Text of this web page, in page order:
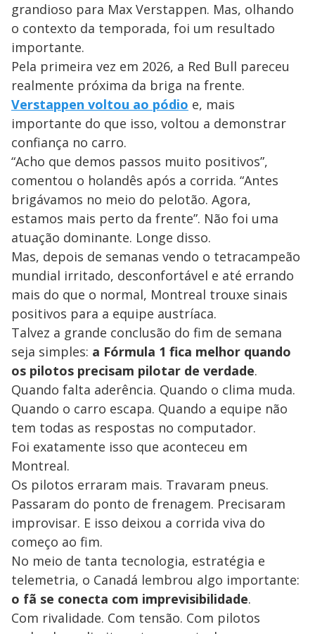
grandioso para Max Verstappen. Mas, olhando
o contexto da temporada, foi um resultado
importante.
Pela primeira vez em 2026, a Red Bull pareceu
realmente próxima da briga na frente.
Verstappen voltou ao pódio e, mais
importante do que isso, voltou a demonstrar
confiança no carro.
“Acho que demos passos muito positivos”,
comentou o holandês após a corrida. “Antes
brigávamos no meio do pelotão. Agora,
estamos mais perto da frente”. Não foi uma
atuação dominante. Longe disso.
Mas, depois de semanas vendo o tetracampeão
mundial irritado, desconfortável e até errando
mais do que o normal, Montreal trouxe sinais
positivos para a equipe austríaca.
Talvez a grande conclusão do fim de semana
seja simples: a Fórmula 1 fica melhor quando
os pilotos precisam pilotar de verdade.
Quando falta aderência. Quando o clima muda.
Quando o carro escapa. Quando a equipe não
tem todas as respostas no computador.
Foi exatamente isso que aconteceu em
Montreal.
Os pilotos erraram mais. Travaram pneus.
Passaram do ponto de frenagem. Precisaram
improvisar. E isso deixou a corrida viva do
começo ao fim.
No meio de tanta tecnologia, estratégia e
telemetria, o Canadá lembrou algo importante:
o fã se conecta com imprevisibilidade.
Com rivalidade. Com tensão. Com pilotos